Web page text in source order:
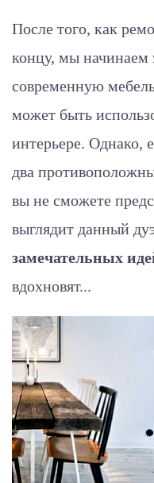
После того, как
концу, мы начинаем
современную
может быть
интерьере. Однако,
два
вы не сможете
выглядит данный
замечательных
вдохновят...